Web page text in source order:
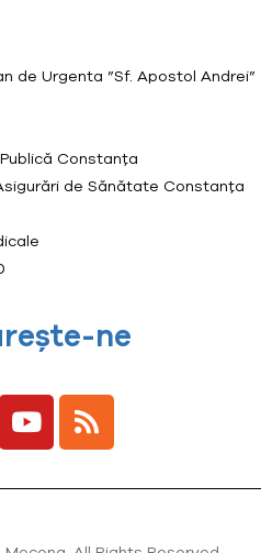
de Urgenta ”Sf. Apostol Andrei”
Constanța
de Sănătate Constanța
ne